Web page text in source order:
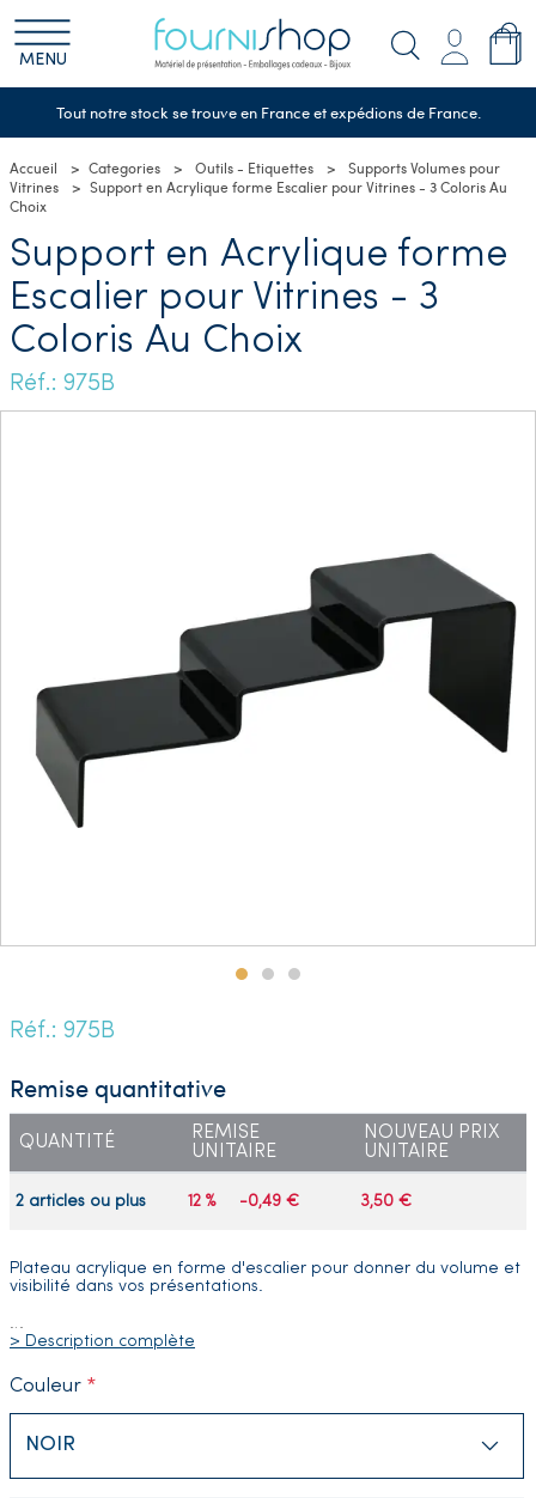
MENU
Tout notre stock se trouve en France et expédions de France.
Accueil Categories Outils - Etiquettes
Supports Volumes pour
Vitrines
Support en Acrylique forme Escalier pour Vitrines - 3 Coloris Au
Choix
Support en Acrylique forme
Escalier pour Vitrines - 3
Coloris Au Choix
Réf.: 975B
Réf.: 975B
Remise quantitative
QUANTITÉ
REMISE
UNITAIRE
NOUVEAU PRIX
UNITAIRE
2 articles ou plus 12 % -0,49 € 3,50 €
Plateau acrylique en forme d'escalier pour donner du volume et
visibilité dans vos présentations.
…
> Description complète
Couleur